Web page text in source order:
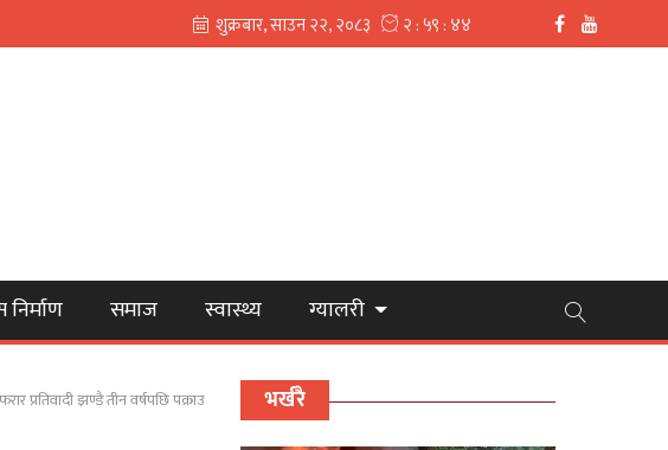
समाज स्वास्थ्य ग्यालरी
प्रतिवादी झण्डै तीन वर्षपछि पक्राउ भर्खरै